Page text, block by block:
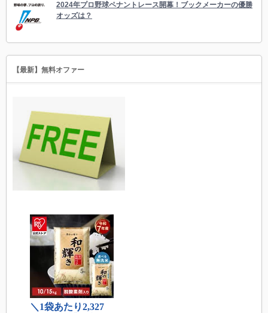
2024年プロ野球ペナントレース開幕！ブックメーカーの優勝
オッズは？
【最新】無料オファー